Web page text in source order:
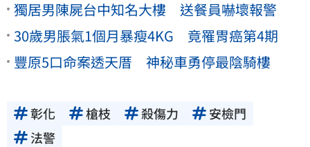
獨居男陳屍台中知名大樓 送餐員嚇壞報警
30歲男脹氣1個月暴瘦4KG 竟罹胃癌第4期
豐原5口命案透天厝 神秘車勇停最陰騎樓
彰化 槍枝 殺傷力
安檢門
法警